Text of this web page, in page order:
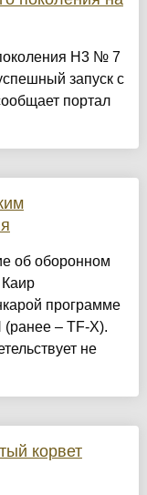
H3 № 7
запуск с
портал
об оборонном
Каир
программе
(ранее – TF-X).
не
корвет